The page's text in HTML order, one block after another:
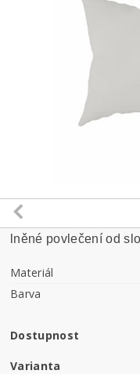
lněné povlečení od
Materiál
Barva
Dostupnost
Varianta